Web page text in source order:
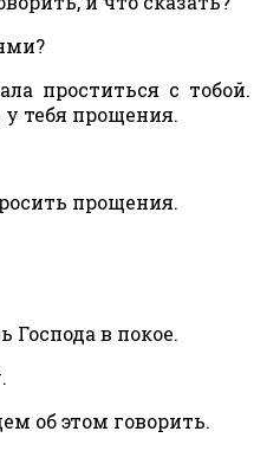
проститься с тобой.
у тебя прощения.
прощения.
Господа в покое.
об этом говорить.